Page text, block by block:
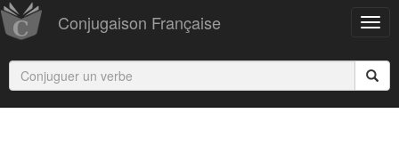
Conjugaison Française